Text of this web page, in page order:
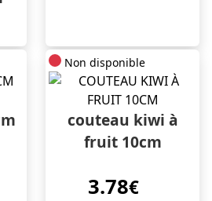
Non disponible
couteau kiwi à
fruit 10cm
3.78€